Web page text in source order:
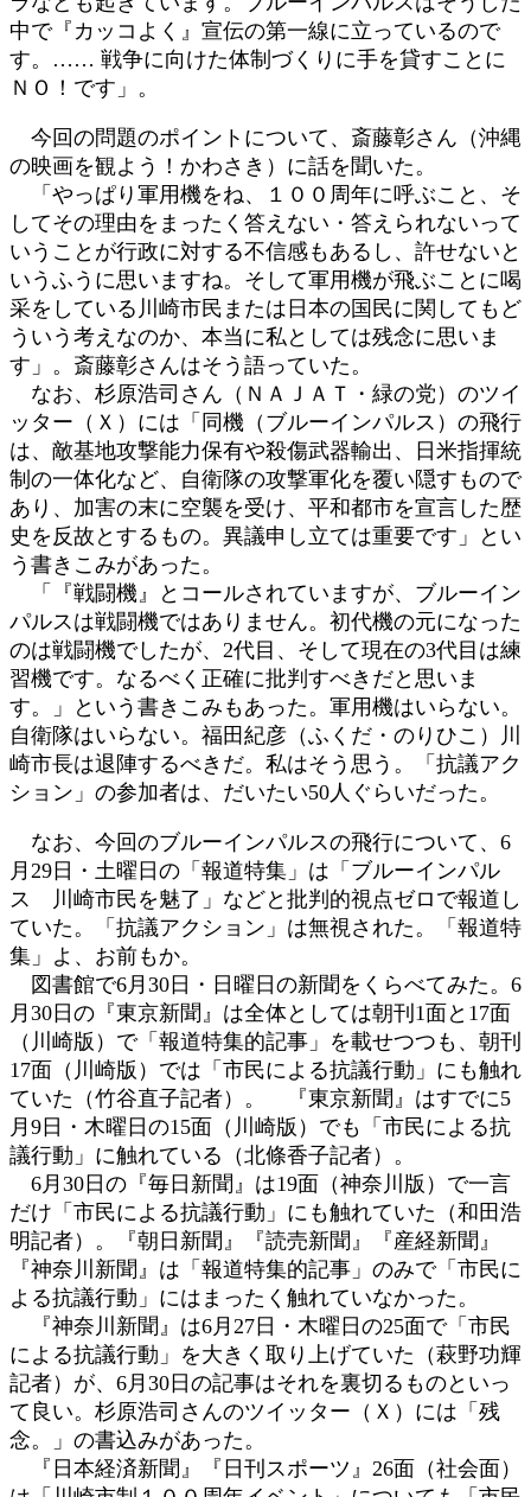
中で『カッコよく』宣伝の第一線に立っているので
す。…… 戦争に向けた体制づくりに手を貸すことに
ＮＯ！です」。
今回の問題のポイントについて、斎藤彰さん（沖縄
の映画を観よう！かわさき）に話を聞いた。
「やっぱり軍用機をね、１００周年に呼ぶこと、そ
してその理由をまったく答えない・答えられないって
いうことが行政に対する不信感もあるし、許せないと
いうふうに思いますね。そして軍用機が飛ぶことに喝
采をしている川崎市民または日本の国民に関してもど
ういう考えなのか、本当に私としては残念に思いま
す」。斎藤彰さんはそう語っていた。
なお、杉原浩司さん（ＮＡＪＡＴ・緑の党）のツイ
ッター（Ｘ）には「同機（ブルーインパルス）の飛行
は、敵基地攻撃能力保有や殺傷武器輸出、日米指揮統
制の一体化など、自衛隊の攻撃軍化を覆い隠すもので
あり、加害の末に空襲を受け、平和都市を宣言した歴
史を反故とするもの。異議申し立ては重要です」とい
う書きこみがあった。
「『戦闘機』とコールされていますが、ブルーイン
パルスは戦闘機ではありません。初代機の元になった
のは戦闘機でしたが、2代目、そして現在の3代目は練
習機です。なるべく正確に批判すべきだと思いま
す。」という書きこみもあった。軍用機はいらない。
自衛隊はいらない。福田紀彦（ふくだ・のりひこ）川
崎市長は退陣するべきだ。私はそう思う。「抗議アク
ション」の参加者は、だいたい50人ぐらいだった。
なお、今回のブルーインパルスの飛行について、6
月29日・土曜日の「報道特集」は「ブルーインパル
ス 川崎市民を魅了」などと批判的視点ゼロで報道し
ていた。「抗議アクション」は無視された。「報道特
集」よ、お前もか。
図書館で6月30日・日曜日の新聞をくらべてみた。6
月30日の『東京新聞』は全体としては朝刊1面と17面
（川崎版）で「報道特集的記事」を載せつつも、朝刊
17面（川崎版）では「市民による抗議行動」にも触れ
ていた（竹谷直子記者）。 『東京新聞』はすでに5
月9日・木曜日の15面（川崎版）でも「市民による抗
議行動」に触れている（北條香子記者）。
6月30日の『毎日新聞』は19面（神奈川版）で一言
だけ「市民による抗議行動」にも触れていた（和田浩
明記者）。『朝日新聞』『読売新聞』『産経新聞』
『神奈川新聞』は「報道特集的記事」のみで「市民に
よる抗議行動」にはまったく触れていなかった。
『神奈川新聞』は6月27日・木曜日の25面で「市民
による抗議行動」を大きく取り上げていた（萩野功輝
記者）が、6月30日の記事はそれを裏切るものといっ
て良い。杉原浩司さんのツイッター（Ｘ）には「残
念。」の書込みがあった。
『日本経済新聞』『日刊スポーツ』26面（社会面）